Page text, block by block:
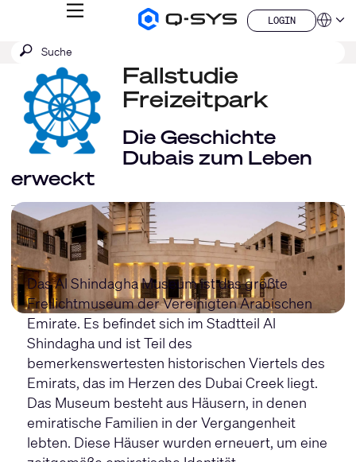
Q-
Homepage
MENÜ
LOGIN
LOGIN
QSYS.com (English)
India (English)
Deutsch
Español
Français
日本語
한국어
China (中文)
Suche
absenden
SUCHE
Fallstudie
Freizeitpark
Die Geschichte
Dubais zum Leben
erweckt
Das Al Shindagha Museum ist das größte
Freilichtmuseum der Vereinigten Arabischen
Emirate. Es befindet sich im Stadtteil Al
Shindagha und ist Teil des
bemerkenswertesten historischen Viertels des
Emirats, das im Herzen des Dubai Creek liegt.
Das Museum besteht aus Häusern, in denen
emiratische Familien in der Vergangenheit
lebten. Diese Häuser wurden erneuert, um eine